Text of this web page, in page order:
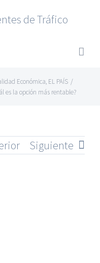
Económica, EL PAÍS /
es la opción más rentable?
Siguiente